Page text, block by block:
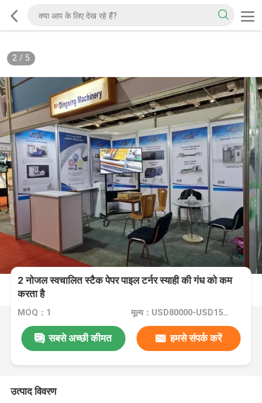
2/ 5
2 नोजल स्वचालित स्टैक पेपर पाइल टर्नर स्याही की गंध को कम
करता है
MOQ：1 मूल्य：USD80000-USD150000
सबसे अच्छी कीमत हमसे संपर्क करें
उत्पाद विवरण